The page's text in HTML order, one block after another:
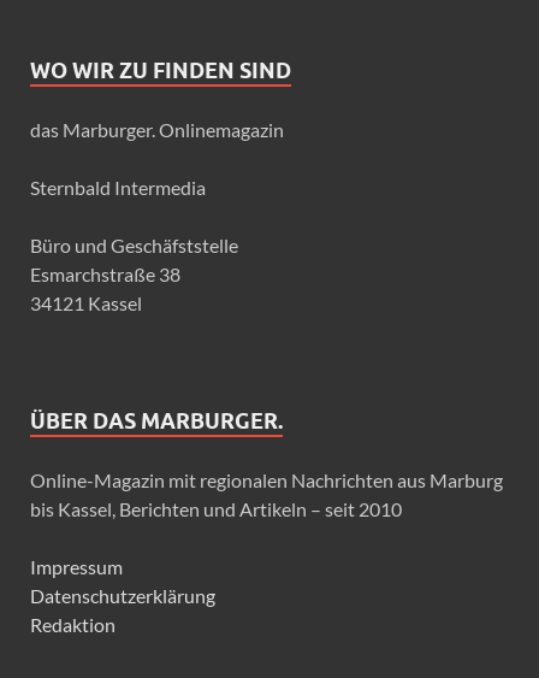
WO WIR ZU FINDEN SIND
das Marburger. Onlinemagazin
Sternbald Intermedia
Büro und Geschäfststelle
Esmarchstraße 38
34121 Kassel
ÜBER DAS MARBURGER.
Online-Magazin mit regionalen Nachrichten aus Marburg
bis Kassel, Berichten und Artikeln – seit 2010
Impressum
Datenschutzerklärung
Redaktion